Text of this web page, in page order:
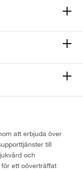
att erbjuda över
till
och
ett oöverträffat